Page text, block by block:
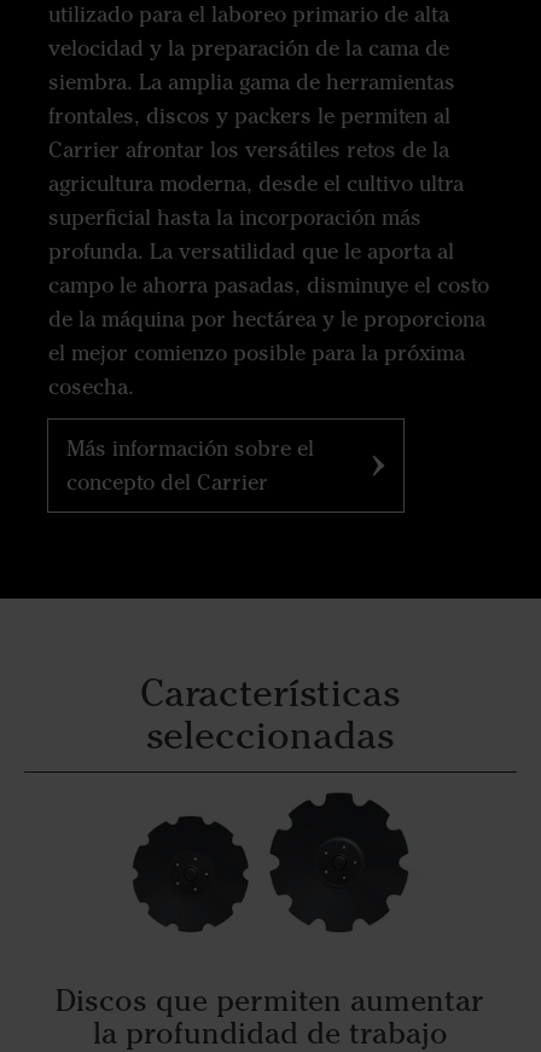
utilizado para el laboreo primario de alta
velocidad y la preparación de la cama de
siembra. La amplia gama de herramientas
frontales, discos y packers le permiten al
Carrier afrontar los versátiles retos de la
agricultura moderna, desde el cultivo ultra
superficial hasta la incorporación más
profunda. La versatilidad que le aporta al
campo le ahorra pasadas, disminuye el costo
de la máquina por hectárea y le proporciona
el mejor comienzo posible para la próxima
cosecha.
Más información sobre el
concepto del Carrier
Características
seleccionadas
Discos que permiten aumentar
la profundidad de trabajo